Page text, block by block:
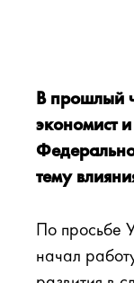
В прошлый
экономист
тему
По просьбе
начал